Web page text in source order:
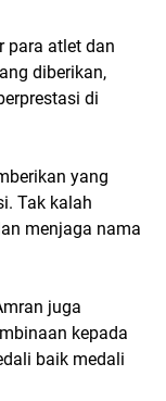
para atlet dan
diberikan,
di
yang
Tak kalah
menjaga nama
juga
kepada
baik medali